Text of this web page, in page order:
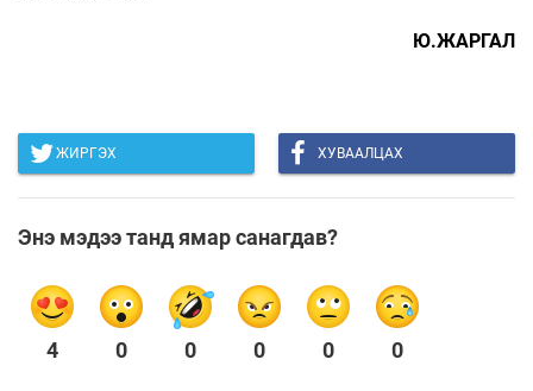
Ю.ЖАРГАЛ
ЖИРГЭХ ХУВААЛЦАХ
Энэ мэдээ танд ямар санагдав?
4 0 0 0 0 0